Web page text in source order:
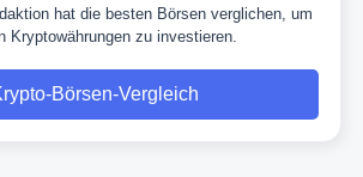
hat die besten Börsen verglichen, um
Kryptowährungen zu investieren.
Börsen-Vergleich